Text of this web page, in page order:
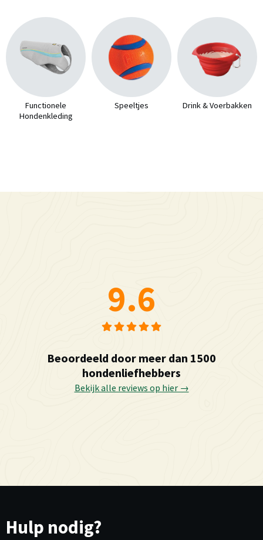
Functionele
Hondenkleding
Speeltjes Drink & Voerbakken
9.6
Beoordeeld door meer dan 1500
hondenliefhebbers
Bekijk alle reviews op hier →
Hulp nodig?